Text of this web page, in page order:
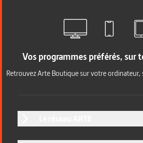
Vos programmes préférés, sur
Retrouvez Arte Boutique sur votre